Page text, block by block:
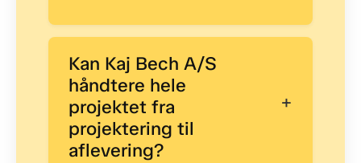
Kan Kaj Bech A/S
håndtere hele
projektet fra
projektering til
aflevering?
+